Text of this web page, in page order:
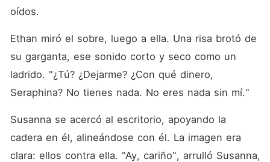
oídos.
Ethan miró el sobre, luego a ella. Una risa brotó de
su garganta, ese sonido corto y seco como un
ladrido. "¿Tú? ¿Dejarme? ¿Con qué dinero,
Seraphina? No tienes nada. No eres nada sin mí."
Susanna se acercó al escritorio, apoyando la
cadera en él, alineándose con él. La imagen era
clara: ellos contra ella. "Ay, cariño", arrulló Susanna,